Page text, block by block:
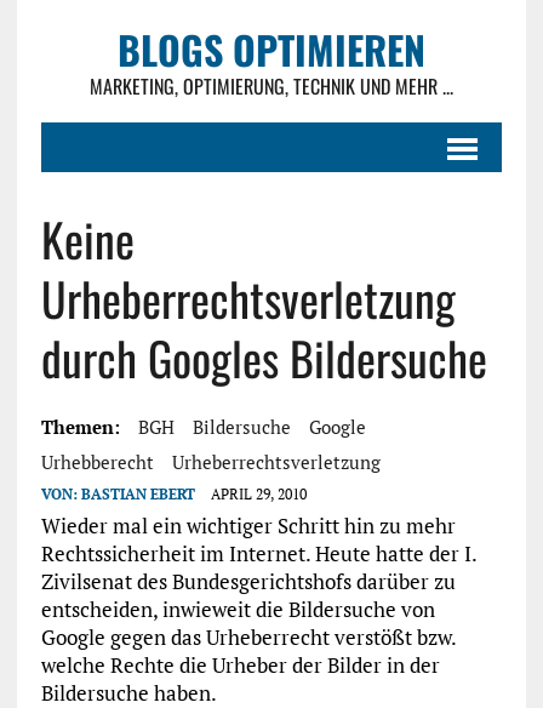
BLOGS OPTIMIEREN
MARKETING, OPTIMIERUNG, TECHNIK UND MEHR ...
Keine
Urheberrechtsverletzung
durch Googles Bildersuche
Themen: BGH Bildersuche
Google
Urhebberecht
Urheberrechtsverletzung
VON: BASTIAN EBERT APRIL 29, 2010
Wieder mal ein wichtiger Schritt hin zu mehr
Rechtssicherheit im Internet. Heute hatte der I.
Zivilsenat des Bundesgerichtshofs darüber zu
entscheiden, inwieweit die Bildersuche von
Google gegen das Urheberrecht verstößt bzw.
welche Rechte die Urheber der Bilder in der
Bildersuche haben.